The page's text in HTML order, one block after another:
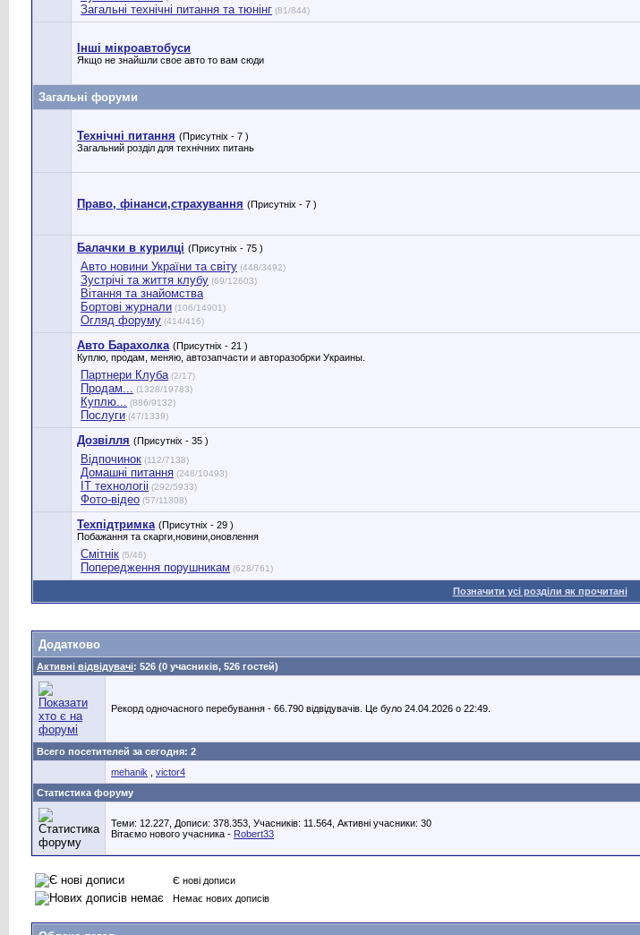
Загальні технічні питання та тюнінг (81/844)
Інші мікроавтобуси
Якщо не знайшли свое авто то вам сюди
Загальні форуми
Технічні питання (Присутніх - 7 )
Загальний розділ для технічних питань
Право, фінанси,страхування (Присутніх - 7 )
Балачки в курилці (Присутніх - 75 )
Авто новини України та світу (448/3492)
Зустрічі та життя клубу (69/12603)
Вітання та знайомства
Бортові журнали (106/14901)
Огляд форуму (414/416)
Авто Барахолка (Присутніх - 21 )
Куплю, продам, меняю, автозапчасти и авторазобрки Украины.
Партнери Клуба (2/17)
Продам... (1328/19783)
Куплю... (886/9132)
Послуги (47/1339)
Дозвілля (Присутніх - 35 )
Відпочинок (112/7138)
Домашні питання (248/10493)
IT технологіі (292/5933)
Фото-відео (57/11308)
Техпідтримка (Присутніх - 29 )
Побажання та скарги,новини,оновлення
Смітнік (5/46)
Попередження порушникам (628/761)
Позначити усі розділи як прочитані
Додатково
Активні відвідувачі: 526 (0 учасників, 526 гостей)
Рекорд одночасного перебування - 66.790 відвідувачів. Це було 24.04.2026 о 22:49.
Всего посетителей за сегодня: 2
mehanik
victor4
Статистика форуму
Теми: 12.227, Дописи: 378.353, Учасників: 11.564, Активні учасники: 30
Вітаємо нового учасника - Robert33
Є нові дописи
Немає нових дописів